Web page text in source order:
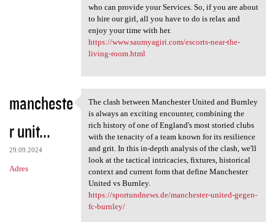
who can provide your Services. So, if you are about
to hire our girl, all you have to do is relax and
enjoy your time with her.
https://www.saumyagiri.com/escorts-near-the-
living-room.html
mancheste
r unit...
29.09.2024
Adres
The clash between Manchester
The clash between Manchester United and Burnley
is always an exciting encounter, combining the
rich history of one of England's most storied clubs
with the tenacity of a team known for its resilience
and grit. In this in-depth analysis of the clash, we'll
look at the tactical intricacies, fixtures, historical
context and current form that define Manchester
United vs Burnley.
https://sportundnews.de/manchester-united-gegen-
fc-burnley/